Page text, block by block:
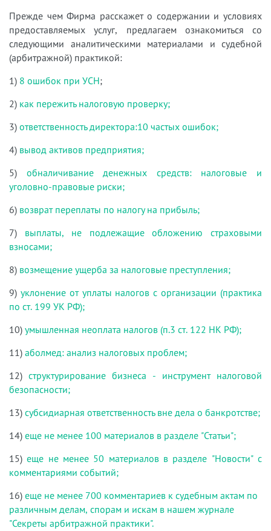
Прежде чем Фирма расскажет о содержании и условиях
предоставляемых услуг, предлагаем ознакомиться со
следующими аналитическими материалами и судебной
(арбитражной) практикой:
1) 8 ошибок при УСН;
2) как пережить налоговую проверку;
3) ответственность директора:10 частых ошибок;
4) вывод активов предприятия;
5) обналичивание денежных средств: налоговые и
уголовно-правовые риски;
6) возврат переплаты по налогу на прибыль;
7) выплаты, не подлежащие обложению страховыми
взносами;
8) возмещение ущерба за налоговые преступления;
9) уклонение от уплаты налогов с организации (практика
по ст. 199 УК РФ);
10) умышленная неоплата налогов (п.3 ст. 122 НК РФ);
11) аболмед: анализ налоговых проблем;
12) структурирование бизнеса - инструмент налоговой
безопасности;
13) субсидиарная ответственность вне дела о банкротстве;
14) еще не менее 100 материалов в разделе "Статьи";
15)еще не менее 50 материалов в разделе "Новости" с
комментариями событий;
16) еще не менее 700 комментариев к судебным актам по
различным делам, спорам и искам в нашем журнале
"Секреты арбитражной практики".